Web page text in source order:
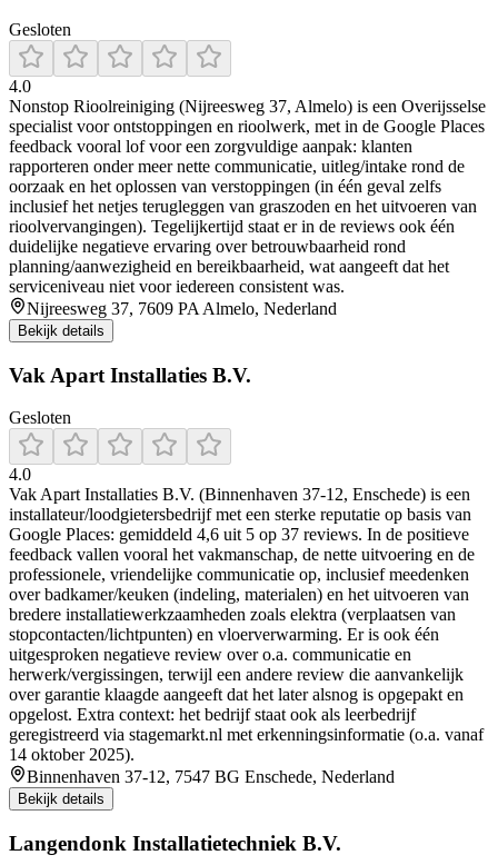
Gesloten
4.0
Nonstop Rioolreiniging (Nijreesweg 37, Almelo) is een Overijsselse
specialist voor ontstoppingen en rioolwerk, met in de Google Places
feedback vooral lof voor een zorgvuldige aanpak: klanten
rapporteren onder meer nette communicatie, uitleg/intake rond de
oorzaak en het oplossen van verstoppingen (in één geval zelfs
inclusief het netjes terugleggen van graszoden en het uitvoeren van
rioolvervangingen). Tegelijkertijd staat er in de reviews ook één
duidelijke negatieve ervaring over betrouwbaarheid rond
planning/aanwezigheid en bereikbaarheid, wat aangeeft dat het
serviceniveau niet voor iedereen consistent was.
Nijreesweg 37, 7609 PA Almelo, Nederland
Bekijk details
Vak Apart Installaties B.V.
Gesloten
4.0
Vak Apart Installaties B.V. (Binnenhaven 37-12, Enschede) is een
installateur/loodgietersbedrijf met een sterke reputatie op basis van
Google Places: gemiddeld 4,6 uit 5 op 37 reviews. In de positieve
feedback vallen vooral het vakmanschap, de nette uitvoering en de
professionele, vriendelijke communicatie op, inclusief meedenken
over badkamer/keuken (indeling, materialen) en het uitvoeren van
bredere installatiewerkzaamheden zoals elektra (verplaatsen van
stopcontacten/lichtpunten) en vloerverwarming. Er is ook één
uitgesproken negatieve review over o.a. communicatie en
herwerk/vergissingen, terwijl een andere review die aanvankelijk
over garantie klaagde aangeeft dat het later alsnog is opgepakt en
opgelost. Extra context: het bedrijf staat ook als leerbedrijf
geregistreerd via stagemarkt.nl met erkenningsinformatie (o.a. vanaf
14 oktober 2025).
Binnenhaven 37-12, 7547 BG Enschede, Nederland
Bekijk details
Langendonk Installatietechniek B.V.